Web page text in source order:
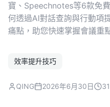
寶、Speechnotes等6款免
何透過AI對話查詢與行動項
痛點，助您快速掌握會議重
效率提升技巧
QING 2026年6月30日